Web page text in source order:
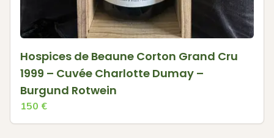
Hospices de Beaune Corton Grand Cru
1999 – Cuvée Charlotte Dumay –
Burgund Rotwein
150 €